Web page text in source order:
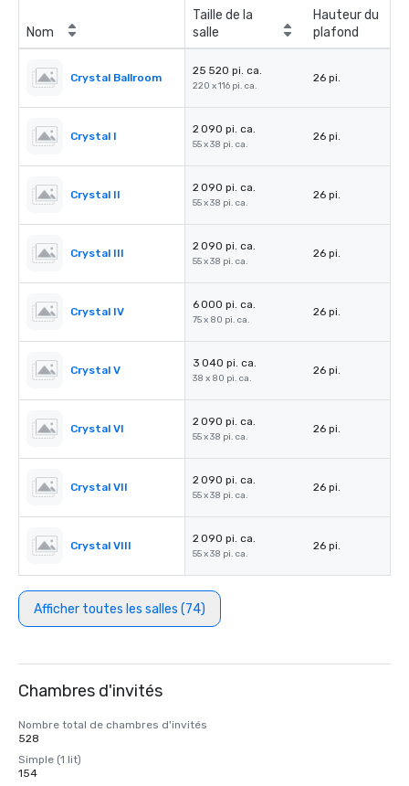
Nom
Taille de la
salle
Hauteur du
plafond
Crystal Ballroom
25 520 pi. ca.
220 x 116 pi. ca.
26 pi.
Crystal I
2 090 pi. ca.
55 x 38 pi. ca.
26 pi.
Crystal II
2 090 pi. ca.
55 x 38 pi. ca.
26 pi.
Crystal III
2 090 pi. ca.
55 x 38 pi. ca.
26 pi.
Crystal IV
6 000 pi. ca.
75 x 80 pi. ca.
26 pi.
Crystal V
3 040 pi. ca.
38 x 80 pi. ca.
26 pi.
Crystal VI
2 090 pi. ca.
55 x 38 pi. ca.
26 pi.
Crystal VII
2 090 pi. ca.
55 x 38 pi. ca.
26 pi.
Crystal VIII
2 090 pi. ca.
55 x 38 pi. ca.
26 pi.
Afficher toutes les salles (74)
Chambres d'invités
Nombre total de chambres d'invités
528
Simple (1 lit)
154